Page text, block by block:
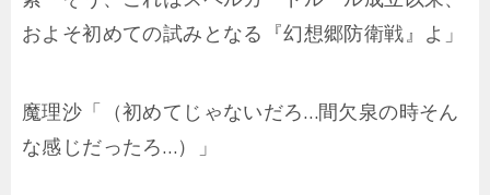
およそ初めての試みとなる『幻想郷防衛戦』よ」
魔理沙「（初めてじゃないだろ…間欠泉の時そん
な感じだったろ…）」